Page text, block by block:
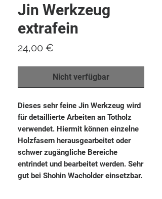
Jin Werkzeug
extrafein
24,00 €
Nicht verfügbar
Dieses sehr feine Jin Werkzeug wird
für detaillierte Arbeiten an Totholz
verwendet. Hiermit können einzelne
Holzfasern herausgearbeitet oder
schwer zugängliche Bereiche
entrindet und bearbeitet werden. Sehr
gut bei Shohin Wacholder einsetzbar.